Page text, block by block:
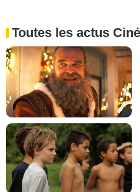
Toutes les actus Ciné